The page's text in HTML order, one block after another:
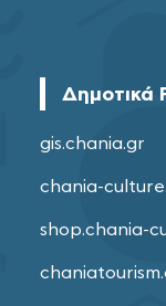
Δημοτικά
gis.chania.gr
chania-
shop.chania-